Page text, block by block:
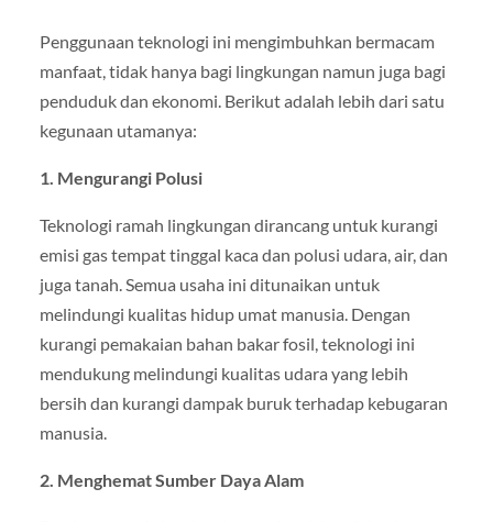
Penggunaan teknologi ini mengimbuhkan bermacam
manfaat, tidak hanya bagi lingkungan namun juga bagi
penduduk dan ekonomi. Berikut adalah lebih dari satu
kegunaan utamanya:
1. Mengurangi Polusi
Teknologi ramah lingkungan dirancang untuk kurangi
emisi gas tempat tinggal kaca dan polusi udara, air, dan
juga tanah. Semua usaha ini ditunaikan untuk
melindungi kualitas hidup umat manusia. Dengan
kurangi pemakaian bahan bakar fosil, teknologi ini
mendukung melindungi kualitas udara yang lebih
bersih dan kurangi dampak buruk terhadap kebugaran
manusia.
2. Menghemat Sumber Daya Alam